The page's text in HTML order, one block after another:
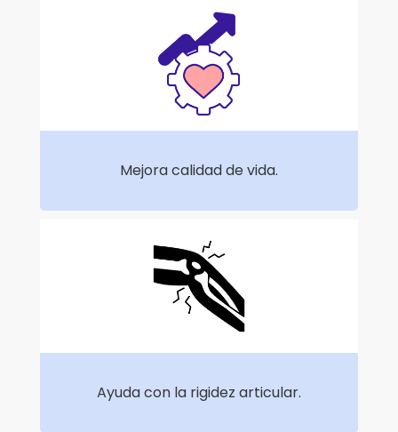
Mejora calidad de vida.
Ayuda con la rigidez articular.